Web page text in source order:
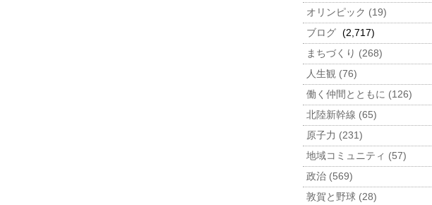
オリンピック (19)
ブログ (2,717)
まちづくり (268)
人生観 (76)
働く仲間とともに (126)
北陸新幹線 (65)
原子力 (231)
地域コミュニティ (57)
政治 (569)
敦賀と野球 (28)